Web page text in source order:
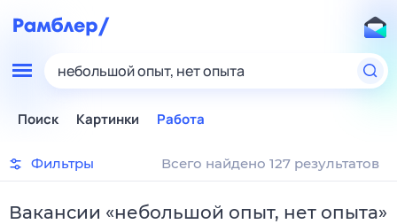
небольшой опыт, нет опыта
Поиск Картинки Работа
Фильтры Всего найдено 127 результатов
Вакансии «небольшой опыт, нет опыта»